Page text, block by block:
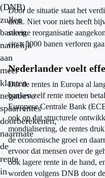
(DNB)
zullen
banken
namelijk
aan
meer
klanten
negatieve
spaarrentes
doorberekenen,
naarmate
de
rente
in
Door de situatie staat het
druk. Niet voor niets heeft
stevige reorganisatie
circa 5000 banen verloren
Nederlander voelt
Dat de rentes in Europa al
banken zelf rente moeten
Europese Centrale Bank
ook op dat structurele
mondialisering, de rentes
de economische groei en
ervoor dat mensen over de
ook lagere rente in de hand,
worden volgens DNB door